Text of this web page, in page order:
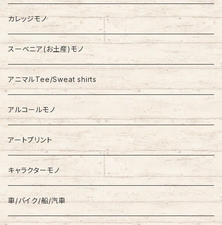
Jacket
Nylon Jacket
Stadium Jumper
Down Jacket
NAUTICA
NIKE
RALPH LAUREN
TOMMY HILFIGER
Levi’s
カレッジモノ
スーベニア(お土産)モノ
アニマルTee/Sweat shirts
アルコールモノ
アートプリント
キャラクターモノ
車/バイク/船/汽車